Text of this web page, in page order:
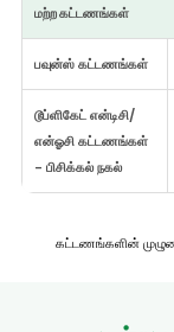
மற்ற கட்டணங்கள்
பவுன்ஸ் கட்டணங்கள்
டூப்ளிகேட் என்டிசி/
என்ஓசி கட்டணங்கள்
- பிசிக்கல் நகல்
கட்டணங்களின்